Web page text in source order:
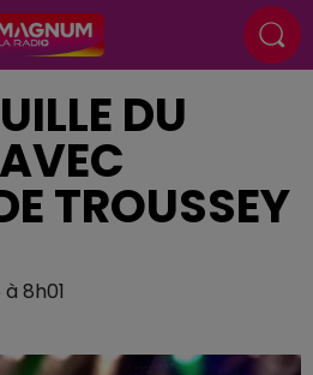
DU
TROUSSEY
8h01